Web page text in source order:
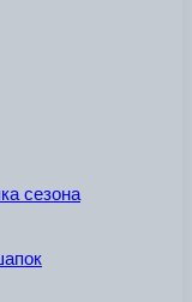
сезона